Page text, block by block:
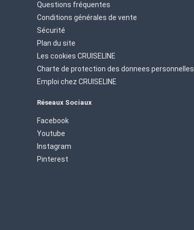
Questions fréquentes
Conditions générales de vente
Sécurité
Plan du site
Les cookies CRUISELINE
Charte de protection des donnees personnelles
Emploi chez CRUISELINE
Réseaux Sociaux
Facebook
Youtube
Instagram
Pinterest